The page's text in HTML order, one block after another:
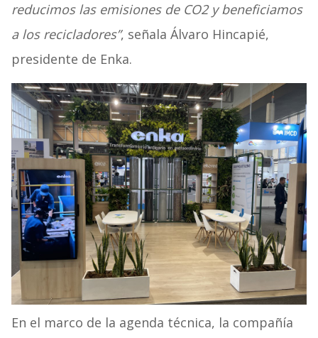
reducimos las emisiones de CO2 y beneficiamos
a los recicladores”, señala Álvaro Hincapié,
presidente de Enka.
En el marco de la agenda técnica, la compañía